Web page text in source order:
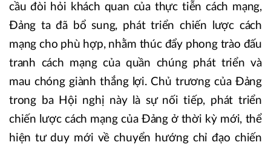
cầu đòi hỏi khách quan của thực tiễn cách mạng,
Đảng ta đã bổ sung, phát triển chiến lược cách
mạng cho phù hợp, nhằm thúc đẩy phong trào đấu
tranh cách mạng của quần chúng phát triển và
mau chóng giành thắng lợi. Chủ trương của Đảng
trong ba Hội nghị này là sự nối tiếp, phát triển
chiến lược cách mạng của Đảng ở thời kỳ mới, thể
hiện tư duy mới về chuyển hướng chỉ đạo chiến